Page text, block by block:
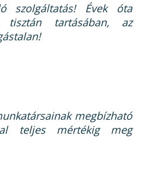
szolgáltatás! Évek óta
tisztán tartásában, az
megbízható
teljes mértékig meg